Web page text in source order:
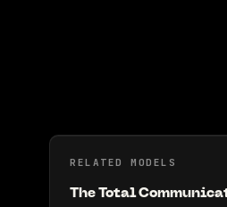
RELATED MODELS
The Total